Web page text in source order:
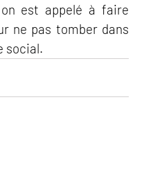
est appelé à faire
ne pas tomber dans
social.